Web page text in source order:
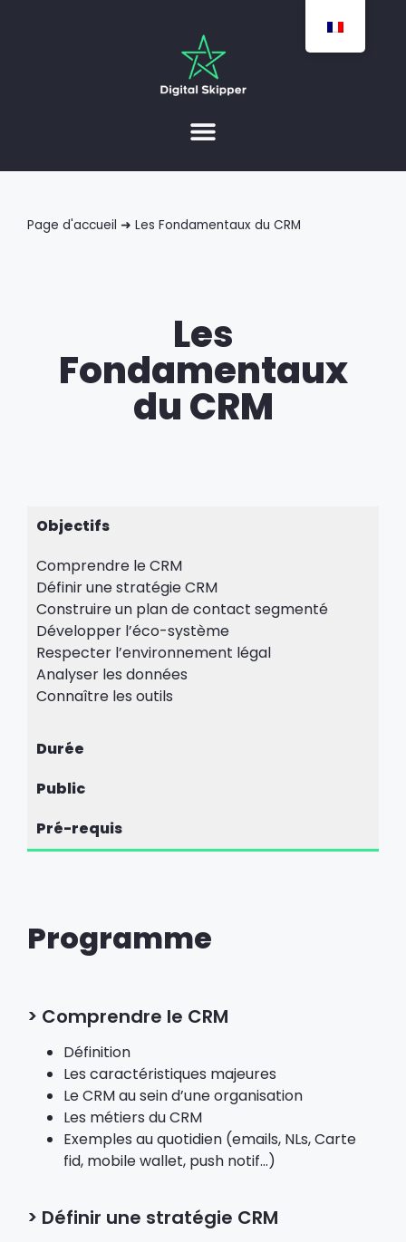
Page d'accueil ➜ Les Fondamentaux du CRM
Les
Fondamentaux
du CRM
Objectifs
Comprendre le CRM
Définir une stratégie CRM
Construire un plan de contact segmenté
Développer l’éco-système
Respecter l’environnement légal
Analyser les données
Connaître les outils
Durée
Public
Pré-requis
Programme
> Comprendre le CRM
Définition
Les caractéristiques majeures
Le CRM au sein d’une organisation
Les métiers du CRM
Exemples au quotidien (emails, NLs, Carte
fid, mobile wallet, push notif…)
> Définir une stratégie CRM